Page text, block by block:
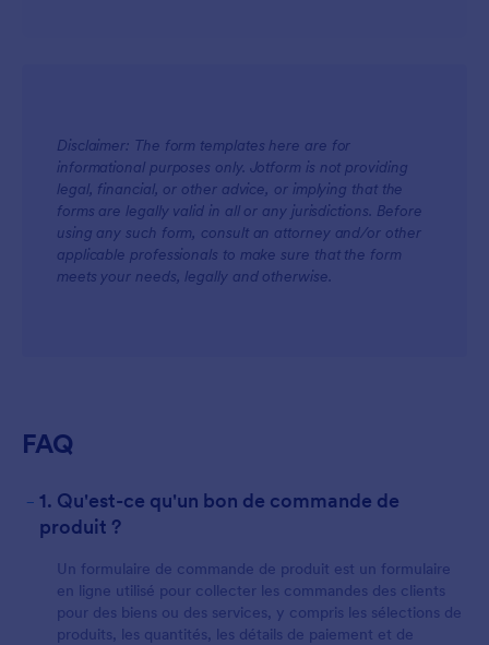
Disclaimer: The form templates here are for
informational purposes only. Jotform is not providing
legal, financial, or other advice, or implying that the
forms are legally valid in all or any jurisdictions. Before
using any such form, consult an attorney and/or other
applicable professionals to make sure that the form
meets your needs, legally and otherwise.
FAQ
- 1. Qu'est-ce qu'un bon de commande de
produit ?
Un formulaire de commande de produit est un formulaire
en ligne utilisé pour collecter les commandes des clients
pour des biens ou des services, y compris les sélections de
produits, les quantités, les détails de paiement et de